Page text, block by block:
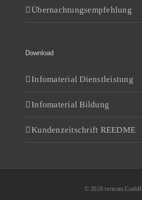
Übernachtungsempfehlung
Download
Infomaterial Dienstleistung
Infomaterial Bildung
Kundenzeitschrift REEDME
© 2026 tecteam GmbH